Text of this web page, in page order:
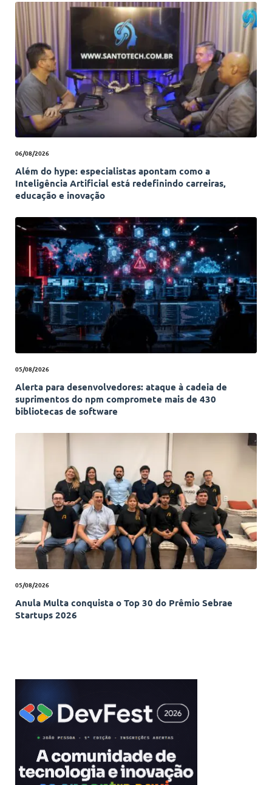
06/08/2026
Além do hype: especialistas apontam como a
Inteligência Artificial está redefinindo carreiras,
educação e inovação
05/08/2026
Alerta para desenvolvedores: ataque à cadeia de
suprimentos do npm compromete mais de 430
bibliotecas de software
05/08/2026
Anula Multa conquista o Top 30 do Prêmio Sebrae
Startups 2026